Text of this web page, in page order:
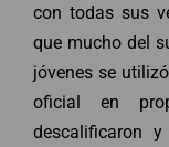
con todas sus
que mucho del
jóvenes se
oficial en
descalificaron